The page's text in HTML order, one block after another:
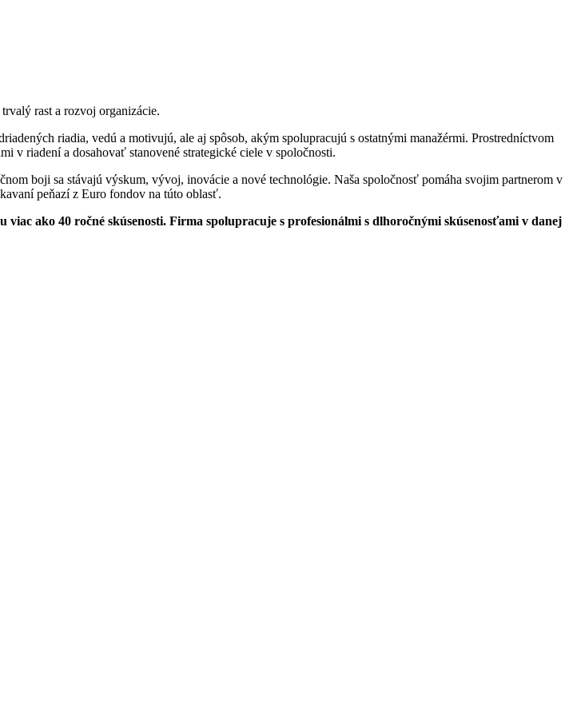
rast a rozvoj organizácie.
riadia, vedú a motivujú, ale aj spôsob, akým spolupracujú s ostatnými manažérmi. Prostredníctvom
v riadení a dosahovať stanovené strategické ciele v spoločnosti.
boji sa stávajú výskum, vývoj, inovácie a nové technológie. Naša spoločnosť pomáha svojim partnerom v
peňazí z Euro fondov na túto oblasť.
ako 40 ročné skúsenosti. Firma spolupracuje s profesionálmi s dlhoročnými skúsenosťami v danej